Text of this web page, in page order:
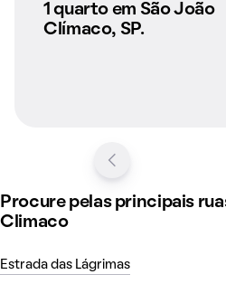
1 quarto em São João
Clímaco, SP.
Procure pelas principais
Climaco
Estrada das Lágrimas